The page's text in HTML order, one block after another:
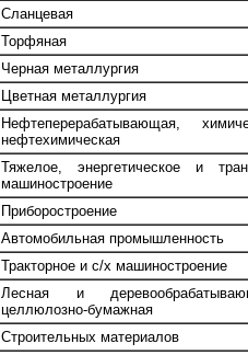
Сланцевая
Торфяная
Черная металлургия
Цветная металлургия
Нефтеперерабатывающая,
нефтехимическая
Тяжелое, энергетическое и
машиностроение
Приборостроение
Автомобильная промышленность
Тракторное и с/х машиностроение
Лесная и
целлюлозно-бумажная
Строительных материалов